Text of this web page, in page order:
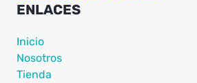
ENLACES
Inicio
Nosotros
Tienda